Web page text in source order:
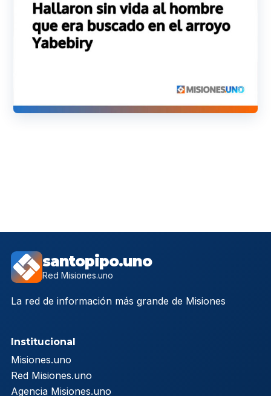
santopipo.uno
Red Misiones.uno
La red de información más grande de Misiones
Institucional
Misiones.uno
Red Misiones.uno
Agencia Misiones.uno